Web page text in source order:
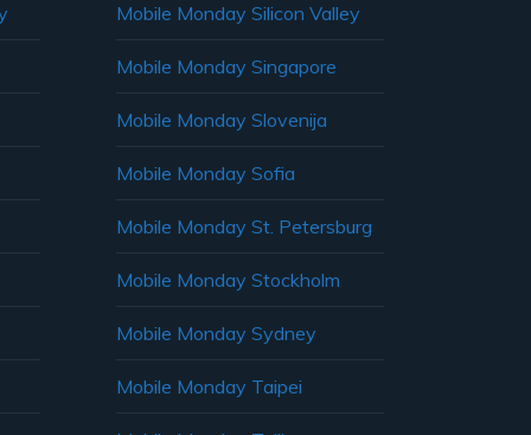
Mobile Monday Silicon Valley
Mobile Monday Singapore
Mobile Monday Slovenija
Mobile Monday Sofia
Mobile Monday St. Petersburg
Mobile Monday Stockholm
Mobile Monday Sydney
Mobile Monday Taipei